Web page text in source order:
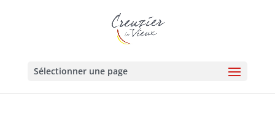
Sélectionner une page